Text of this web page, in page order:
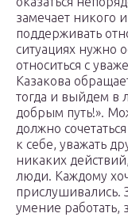
замечает никого
поддерживать
ситуациях нужно
относиться с
Казакова
тогда и выйдем в
добрым путь!».
должно
к себе, уважать
никаких
люди. Каждому
прислушивались.
умение работать,